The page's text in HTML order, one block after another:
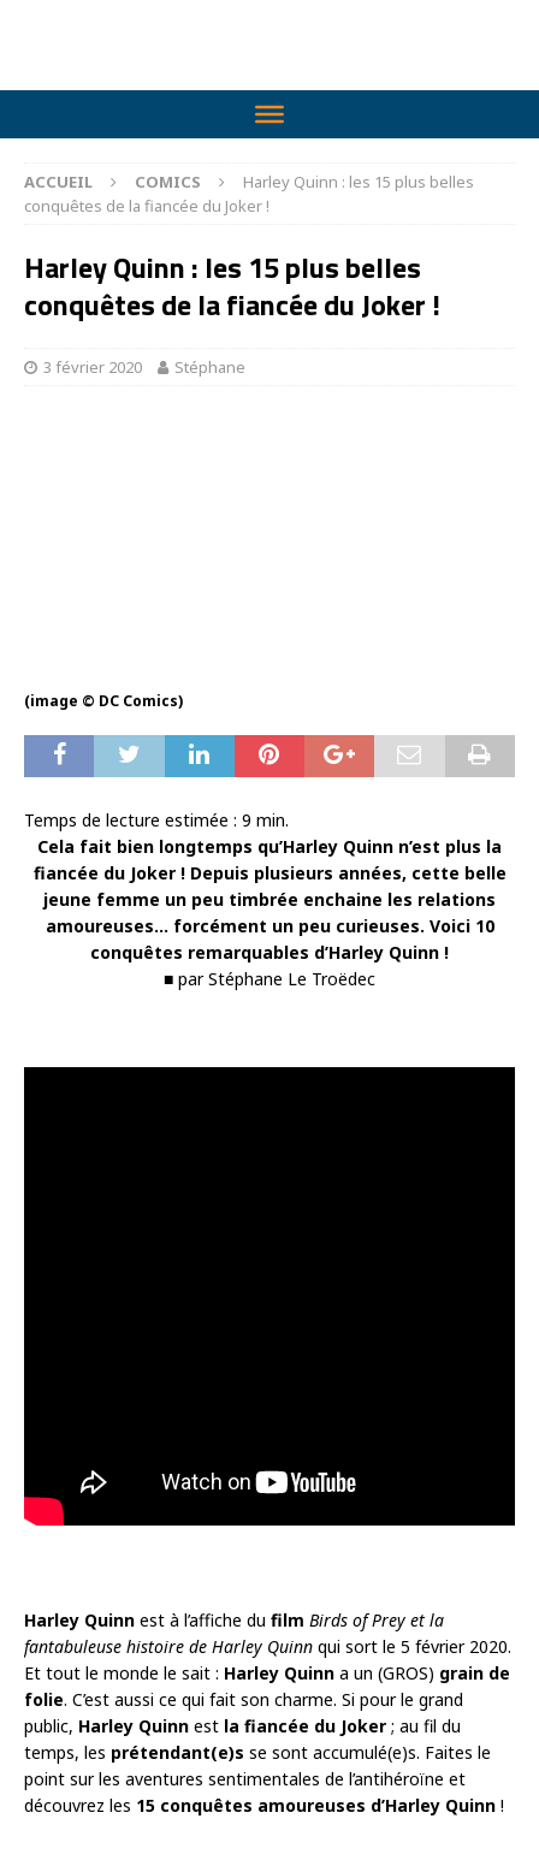
ACCUEIL COMICS
Harley Quinn : les 15 plus belles
conquêtes de la fiancée du Joker !
Harley Quinn : les 15 plus belles
conquêtes de la fiancée du Joker !
3 février 2020 Stéphane
(image © DC Comics)
Temps de lecture estimée : 9 min.
Cela fait bien longtemps qu’Harley Quinn n’est plus la
fiancée du Joker ! Depuis plusieurs années, cette belle
jeune femme un peu timbrée enchaine les relations
amoureuses… forcément un peu curieuses. Voici 10
conquêtes remarquables d’Harley Quinn !
■ par Stéphane Le Troëdec
Harley Quinn est à l’affiche du film Birds of Prey et la
fantabuleuse histoire de Harley Quinn qui sort le 5 février 2020.
Et tout le monde le sait : Harley Quinn a un (GROS) grain de
folie. C’est aussi ce qui fait son charme. Si pour le grand
public, Harley Quinn est la fiancée du Joker ; au fil du
temps, les prétendant(e)s se sont accumulé(e)s. Faites le
point sur les aventures sentimentales de l’antihéroïne et
découvrez les 15 conquêtes amoureuses d’Harley Quinn !